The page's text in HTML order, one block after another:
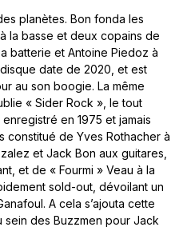
planètes. Bon fonda les
la basse et deux copains de
batterie et Antoine Piedoz à
date de 2020, et est
au son boogie. La même
« Sider Rock », le tout
en 1975 et jamais
constitué de Yves Rothacher à
et Jack Bon aux guitares,
et de « Fourmi » Veau à la
sold-out, dévoilant un
A cela s’ajouta cette
des Buzzmen pour Jack